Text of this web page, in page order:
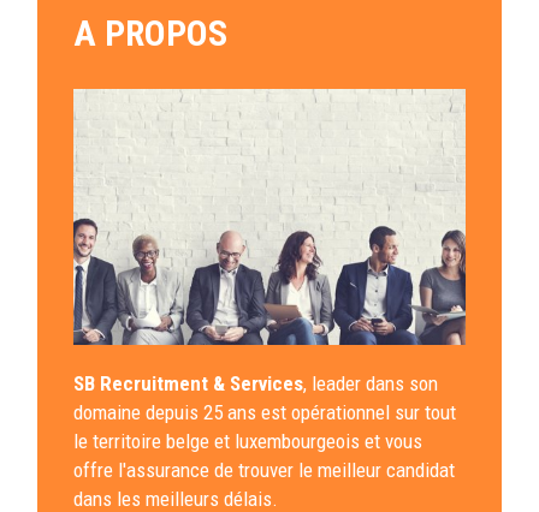
A PROPOS
SB Recruitment & Services, leader dans son
domaine depuis 25 ans est opérationnel sur tout
le territoire belge et luxembourgeois et vous
offre l'assurance de trouver le meilleur candidat
dans les meilleurs délais.